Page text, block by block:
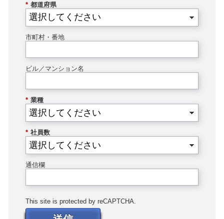
* 都道府県
市町村・番地
ビル／マンション名
* 業種
* 社員数
通信欄
This site is protected by reCAPTCHA.